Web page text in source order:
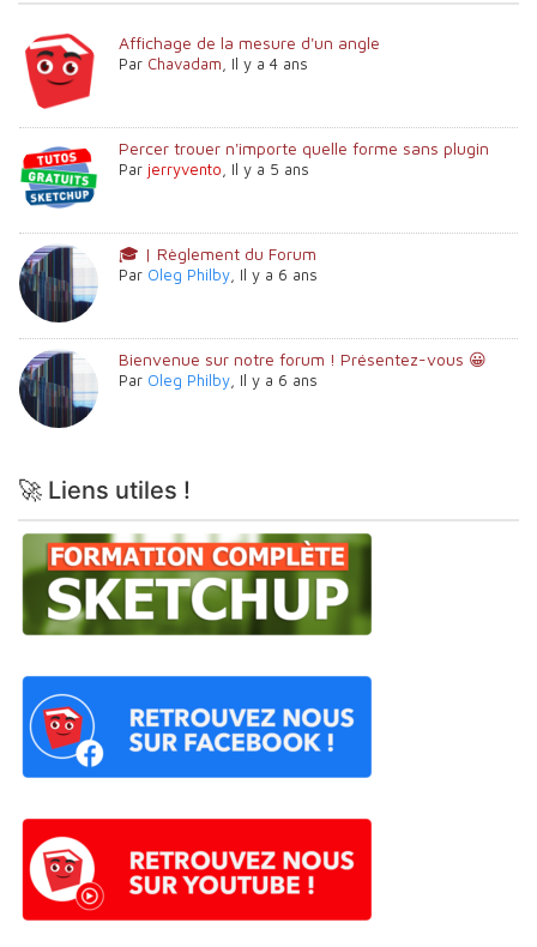
Affichage de la mesure d'un angle
Par Chavadam, Il y a 4 ans
Percer trouer n'importe quelle forme sans plugin
Par jerryvento Il y a 5 ans
🎓 | Règlement du Forum
Par Oleg Philby Il y a 6 ans
Bienvenue sur notre forum ! Présentez-vous 😀
Par Oleg Philby Il y a 6 ans
🚀 Liens utiles !